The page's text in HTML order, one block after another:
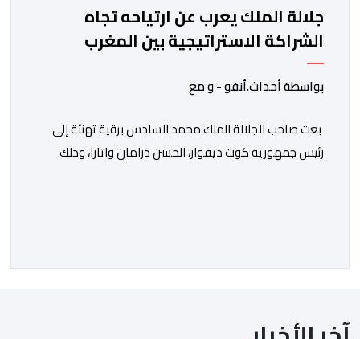
جلالة الملك يعرب عن ارتياحه تجاه
الشراكة الاستراتيجية بين المغرب
والكوت ديفوار
بواسطة أحداث.أنفو - و مع
بعث صاحب الجلالة الملك محمد السادس برقية تهنئة إلى
رئيس جمهورية كوت ديفوار، الحسن درامان واتارا، وذلك
المغربية وجمهورية كوت ديفوار، بحكم […]